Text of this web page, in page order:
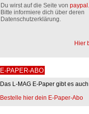
Du wirst auf die Seite von
Bitte informiere dich über deren
Datenschutzerklärung.
Hier
E-PAPER-ABO
Das L-MAG E-Paper gibt es
Bestelle hier dein E-Paper-Abo